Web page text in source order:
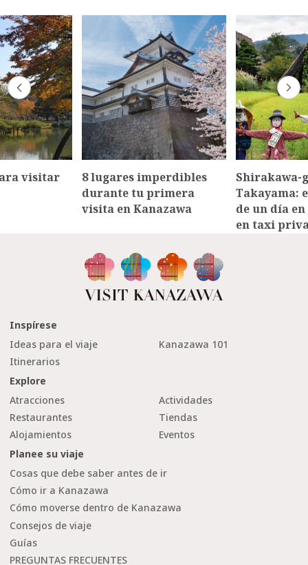
visitar
8 lugares imperdibles
durante tu primera
visita en Kanazawa
Shirakawa-
Takayama:
de un día
en taxi
Inspírese
Ideas para el viaje
Kanazawa 101
Itinerarios
Explore
Atracciones
Actividades
Restaurantes
Tiendas
Alojamientos
Eventos
Planee su viaje
Cosas que debe saber antes de ir
Cómo ir a Kanazawa
Cómo moverse dentro de Kanazawa
Consejos de viaje
Guías
PREGUNTAS FRECUENTES